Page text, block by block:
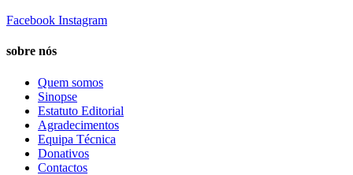
Facebook Instagram
sobre nós
Quem somos
Sinopse
Estatuto Editorial
Agradecimentos
Equipa Técnica
Donativos
Contactos